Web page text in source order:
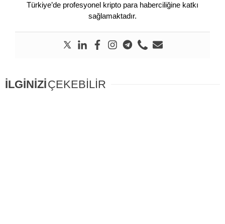
Türkiye’de profesyonel kripto para haberciliğine katkı
sağlamaktadır.
İLGİNİZİÇEKEBİLİR